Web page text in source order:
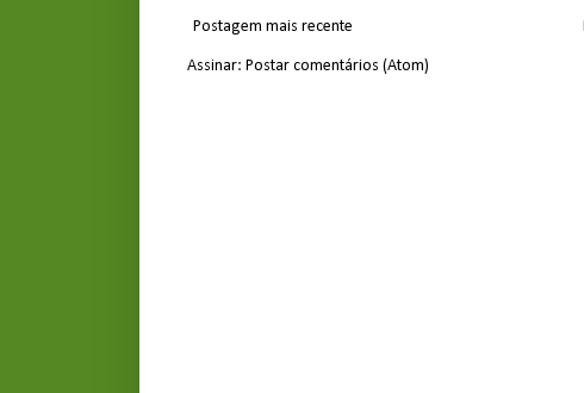
Postagem mais recente
Assinar: Postar comentários (Atom)